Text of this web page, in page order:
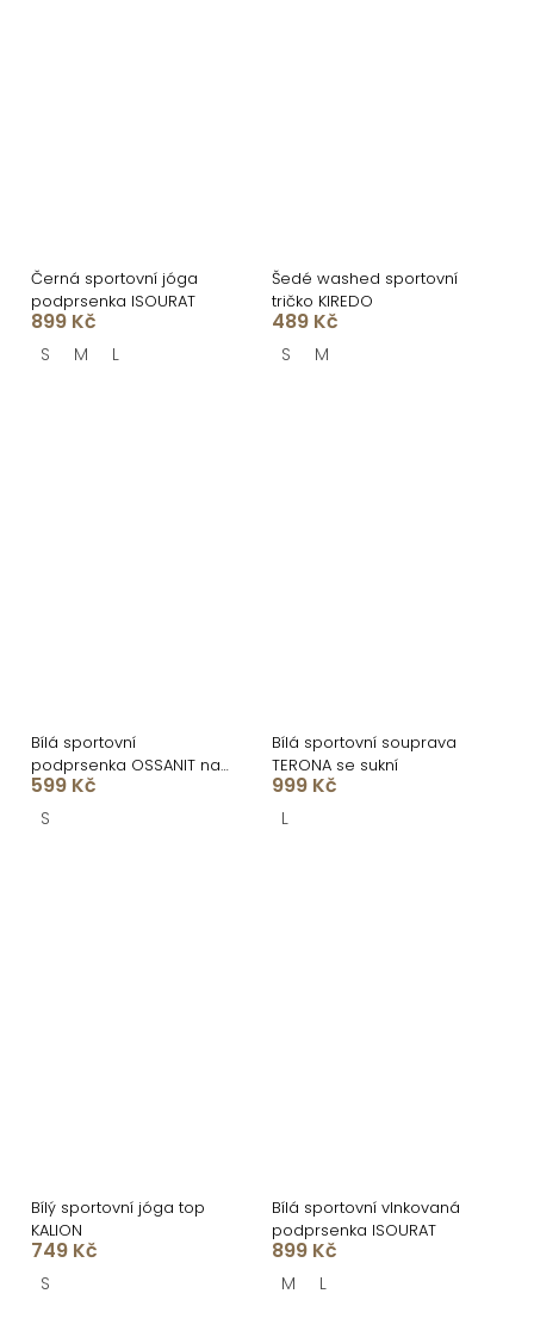
Černá sportovní jóga
podprsenka ISOURAT
899 Kč
S M L
Šedé washed sportovní
tričko KIREDO
489 Kč
S M
Bílá sportovní
podprsenka OSSANIT na
ramínka
599 Kč
S
Bílá sportovní souprava
TERONA se sukní
999 Kč
L
Bílý sportovní jóga top
KALION
749 Kč
S
Bílá sportovní vlnkovaná
podprsenka ISOURAT
899 Kč
M L